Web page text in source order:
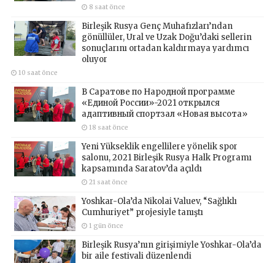
8 saat önce
Birleşik Rusya Genç Muhafızları’ndan
gönüllüler, Ural ve Uzak Doğu’daki sellerin
sonuçlarını ortadan kaldırmaya yardımcı
oluyor
10 saat önce
В Саратове по Народной программе
«Единой России»-2021 открылся
адаптивный спортзал «Новая высота»
18 saat önce
Yeni Yükseklik engellilere yönelik spor
salonu, 2021 Birleşik Rusya Halk Programı
kapsamında Saratov’da açıldı
21 saat önce
Yoshkar-Ola’da Nikolai Valuev, “Sağlıklı
Cumhuriyet” projesiyle tanıştı
1 gün önce
Birleşik Rusya’nın girişimiyle Yoshkar-Ola’da
bir aile festivali düzenlendi